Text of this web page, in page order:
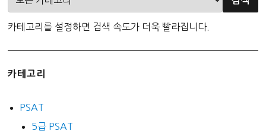
카테고리를 설정하면 검색 속도가 더욱 빨라집니다.
카테고리
PSAT
5급 PSAT